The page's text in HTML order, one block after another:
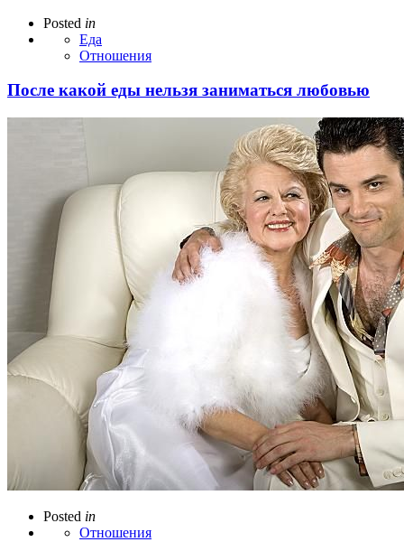
Posted in
Еда
Отношения
После какой еды нельзя заниматься любовью
Posted in
Отношения